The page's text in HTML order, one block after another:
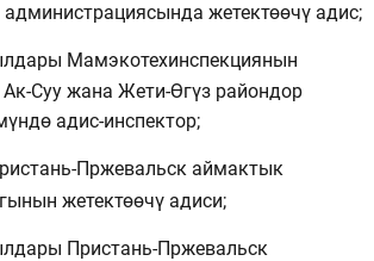
жетектөөчү адис;
Мамэкотехинспекциянын
Ак-Суу жана Жети-Өгүз райондор
адис-инспектор;
Пржевальск аймактык
жетектөөчү адиси;
Пристань-Пржевальск